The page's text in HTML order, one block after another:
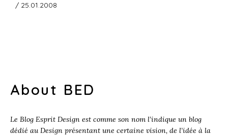
/ 25.01.2008
About BED
Le Blog Esprit Design est comme son nom l’indique un blog
dédié au Design présentant une certaine vision, de l’idée à la